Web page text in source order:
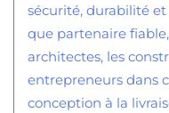
sécurité, durabilité
que partenaire
architectes, les
entrepreneurs dans
conception à la